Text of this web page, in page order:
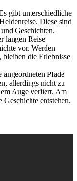
gibt unterschiedliche
Diese sind
Geschichten.
langen Reise
vor. Werden
bleiben die Erlebnisse
angeordneten Pfade
allerdings nicht zu
Auge verliert. Am
entstehen.